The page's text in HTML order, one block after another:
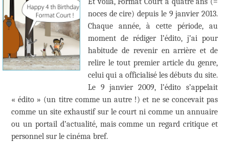
noces de cire) depuis le 9 janvier 2013.
Chaque année, à cette période, au
moment de rédiger l’édito, j’ai pour
habitude de revenir en arrière et de
relire le tout premier article du genre,
celui qui a officialisé les débuts du site.
Le 9 janvier 2009, l’édito s’appelait
« édito » (un titre comme un autre !) et ne se concevait pas
comme un site exhaustif sur le court ni comme un annuaire
ou un portail d’actualité, mais comme un regard critique et
personnel sur le cinéma bref.